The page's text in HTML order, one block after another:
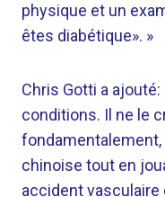
physique et un
êtes diabétique». »
Chris Gotti a
conditions. Il ne le
fondamentalement,
chinoise tout en
accident vasculaire